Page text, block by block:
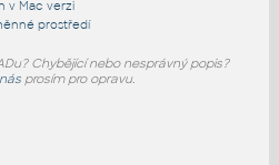
v Mac verzi
prostředí
Chybějící nebo nesprávný popis?
prosím pro opravu.